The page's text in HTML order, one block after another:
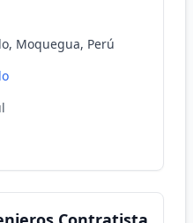
Moquegua, Perú